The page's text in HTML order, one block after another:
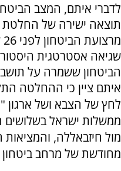
לדברי איתם, המצב
תוצאה ישירה של
שגיאה אסטרטגית
הביטחון ששמרה על
לחץ של הצבא ושל ארגון
ממשלות ישראל בשלושים
מול חיזבאללה, והמציאות
מחודשת של מרחב ביטחון